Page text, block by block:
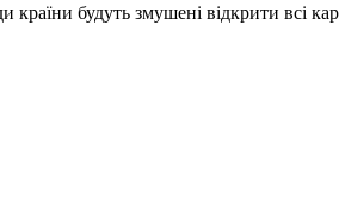
будуть змушені відкрити всі